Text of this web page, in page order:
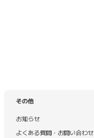
その他
お知らせ
よくある質問・お問い合わせ